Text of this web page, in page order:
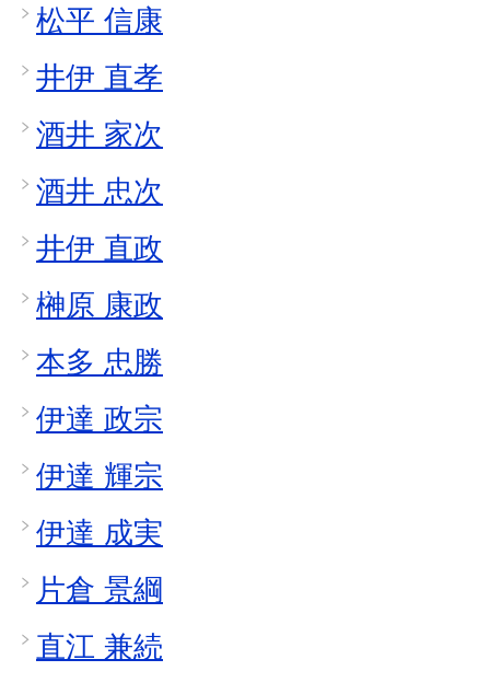
松平 信康
井伊 直孝
酒井 家次
酒井 忠次
井伊 直政
榊原 康政
本多 忠勝
伊達 政宗
伊達 輝宗
伊達 成実
片倉 景綱
直江 兼続